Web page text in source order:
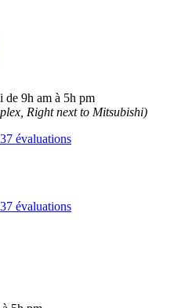
de 9h am à 5h pm
Right next to Mitsubishi)
évaluations
évaluations